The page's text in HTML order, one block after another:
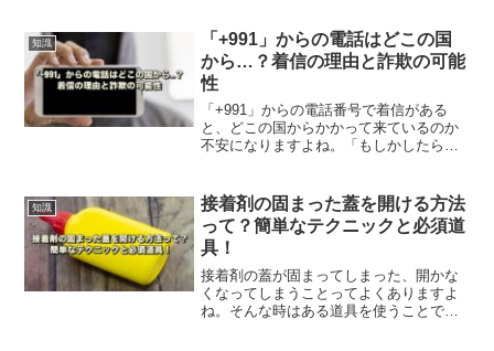
そんな時のタイミングやマナーなどを解
説します。
知識
「+991」からの電話はどこの国
から…？着信の理由と詐欺の可能
性
「+991」からの電話番号で着信がある
と、どこの国からかかって来ているのか
不安になりますよね。「もしかしたら詐
由と詐欺の可能性などを解説します。
知識
接着剤の固まった蓋を開ける方法
って？簡単なテクニックと必須道
具！
接着剤の蓋が固まってしまった、開かな
くなってしまうことってよくありますよ
ね。そんな時はある道具を使うことで、